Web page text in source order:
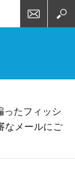
ったフィッシ
なメールにご